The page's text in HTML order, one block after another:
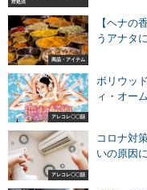
対処法
商品・アイテム
【ヘナの
うアナタ
アレコレ〇〇話
ボリウッ
ィ・オーム
アレコレ〇〇話
コロナ対
いの原因に